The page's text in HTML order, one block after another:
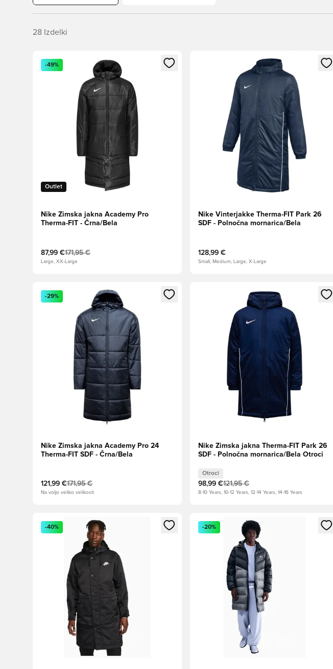
28 Izdelki
Odpre Modal za prijavo ali vpis kot član
Outlet
-49%
Nike Zimska jakna Academy Pro
Therma-FIT - Črna/Bela
87,99 €171,95 €
Large, XX-Large
Odpre Modal za prijavo ali vpis kot član
Nike Vinterjakke Therma-FIT Park 26
SDF - Polnočna mornarica/Bela
128,99 €
Small, Medium, Large, X-Large
Odpre Modal za prijavo ali vpis kot član
-29%
Nike Zimska jakna Academy Pro 24
Therma-FIT SDF - Črna/Bela
121,99 €171,95 €
Na voljo veliko velikosti
Odpre Modal za prijavo ali vpis kot član
Nike Zimska jakna Therma-FIT Park 26
SDF - Polnočna mornarica/Bela Otroci
Otroci
98,99 €121,95 €
8-10 Years, 10-12 Years, 12-14 Years, 14-16 Years
Odpre Modal za prijavo ali vpis kot član
-40%
Odpre Modal za prijavo ali vpis kot član
-20%